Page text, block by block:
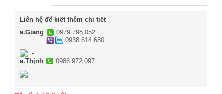
Liên hệ để biết thêm chi tiết
a.Giang
0979 798 052
0938 614 680
-
a.Thịnh
0986 972 097
-